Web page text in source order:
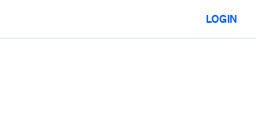
LOGIN